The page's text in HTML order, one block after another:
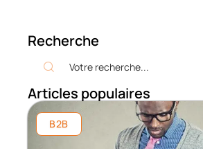
Recherche
Articles populaires
B2B